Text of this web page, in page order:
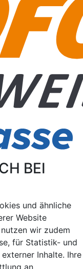
BEI
und ähnliche
Website
wir zudem
für Statistik- und
Inhalte. Ihre